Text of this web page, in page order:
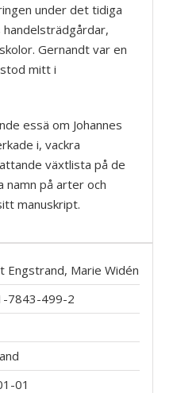
under det tidiga
Gernandt var en
mitt i
essä om Johannes
i, vackra
växtlista på de
namn på arter och
manuskript.
Engstrand, Marie Widén
7843-499-2
01